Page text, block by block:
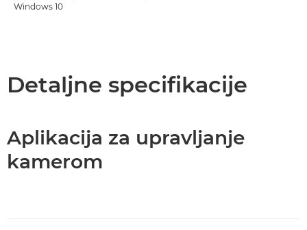
Windows 10
Detaljne specifikacije
Aplikacija za upravljanje
kamerom